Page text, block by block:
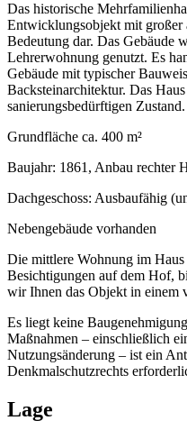
Das historische
Entwicklungsobjekt mit
Bedeutung dar. Das Gebäude
Lehrerwohnung genutzt. Es
Gebäude mit typischer
Backsteinarchitektur. Das
sanierungsbedürftigen Zustand.
Grundfläche ca. 400 m²
Baujahr: 1861, Anbau rechter
Dachgeschoss: Ausbaufähig
Nebengebäude vorhanden
Die mittlere Wohnung im
Besichtigungen auf dem Hof,
wir Ihnen das Objekt in einem
Es liegt keine
Maßnahmen – einschließlich
Nutzungsänderung – ist ein
Denkmalschutzrechts
Lage